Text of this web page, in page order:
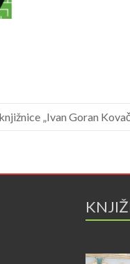
„Ivan Goran